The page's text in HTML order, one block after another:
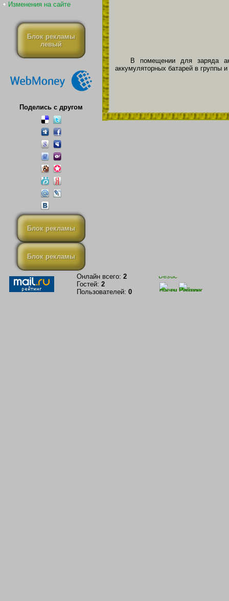
Изменения на сайте
Блок рекламы
левый
Поделись с другом
Блок рекламы
Блок рекламы
В помещении для заряда
аккумуляторных батарей в группы
Онлайн всего: 2
Гостей: 2
Пользователей: 0